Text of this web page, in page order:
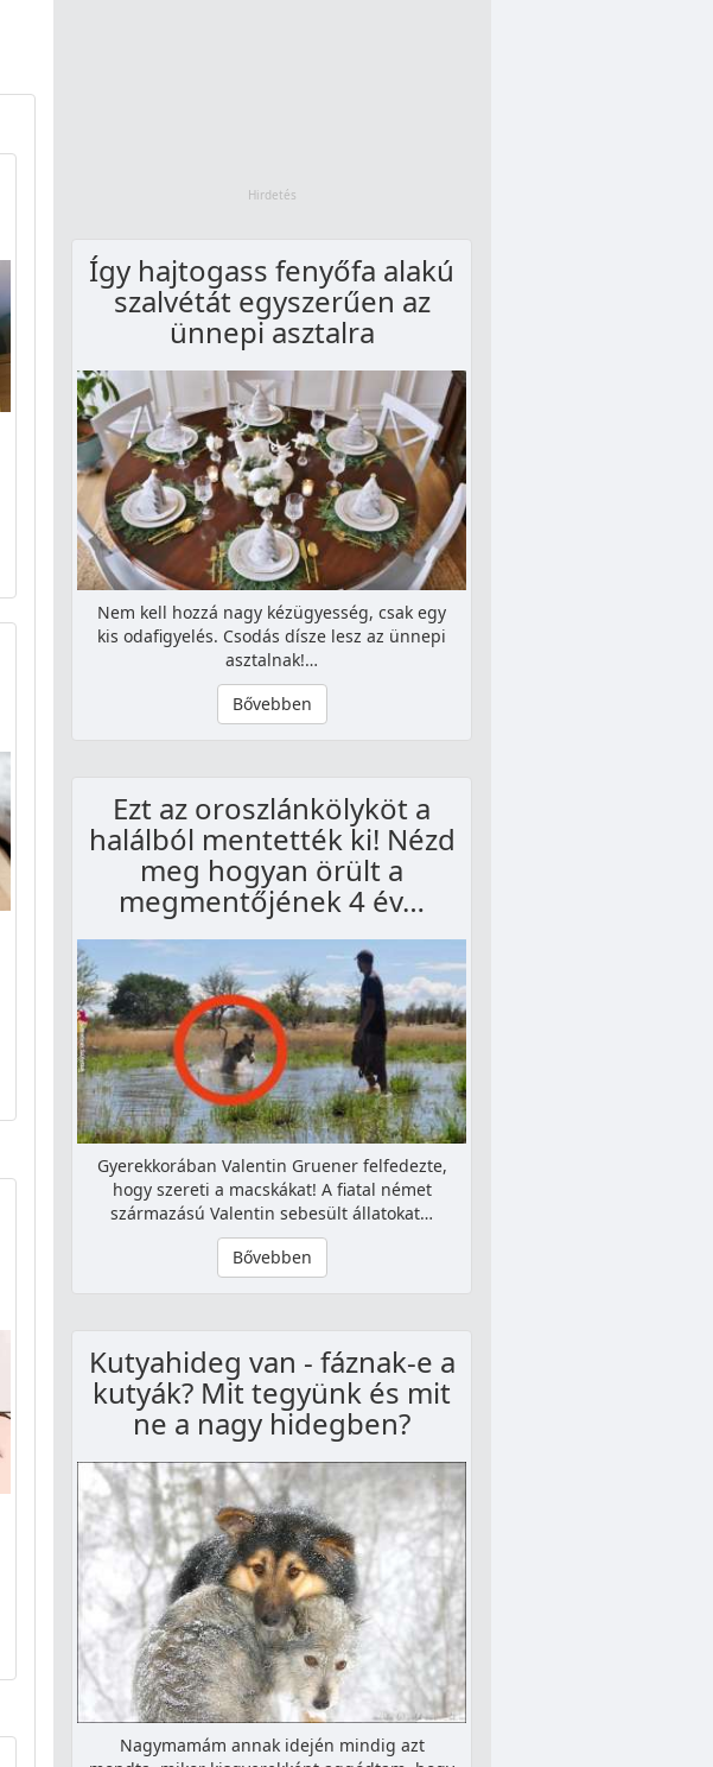
Így hajtogass fenyőfa alakú
szalvétát egyszerűen az
ünnepi asztalra
Nem kell hozzá nagy kézügyesség, csak egy
kis odafigyelés. Csodás dísze lesz az ünnepi
asztalnak!…
Bővebben
Ezt az oroszlánkölyköt a
halálból mentették ki! Nézd
meg hogyan örült a
megmentőjének 4 év…
Gyerekkorában Valentin Gruener felfedezte,
hogy szereti a macskákat! A fiatal német
származású Valentin sebesült állatokat…
Bővebben
Kutyahideg van - fáznak-e a
kutyák? Mit tegyünk és mit
ne a nagy hidegben?
Nagymamám annak idején mindig azt